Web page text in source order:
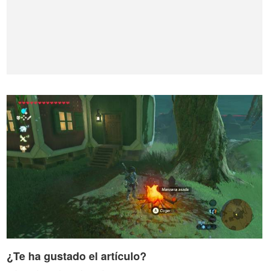
¿Te ha gustado el artículo?